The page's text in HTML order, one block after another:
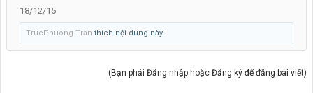
18/12/15
TrucPhuong.Tran thích nội dung này.
(Bạn phải Đăng nhập hoặc Đăng ký để đăng bài viết)